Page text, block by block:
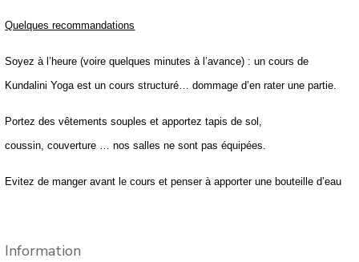
Quelques recommandations
Soyez à l’heure (voire quelques minutes à l’avance) : un cours de
Kundalini Yoga est un cours structuré… dommage d’en rater une partie.
Portezdes vêtements souples et apportez tapis de sol,
coussin, couverture … nos salles ne sont pas équipées.
Evitez de manger avant le cours et penser à apporter une bouteille d’eau
Information